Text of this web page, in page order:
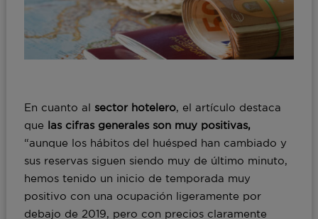
En cuanto al sector hotelero, el artículo destaca
que las cifras generales son muy positivas,
“aunque los hábitos del huésped han cambiado y
sus reservas siguen siendo muy de último minuto,
hemos tenido un inicio de temporada muy
positivo con una ocupación ligeramente por
debajo de 2019, pero con precios claramente